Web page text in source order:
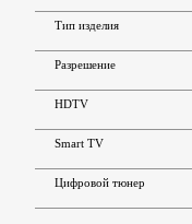
Тип изделия
Разрешение
HDTV
Smart TV
Цифровой тюнер